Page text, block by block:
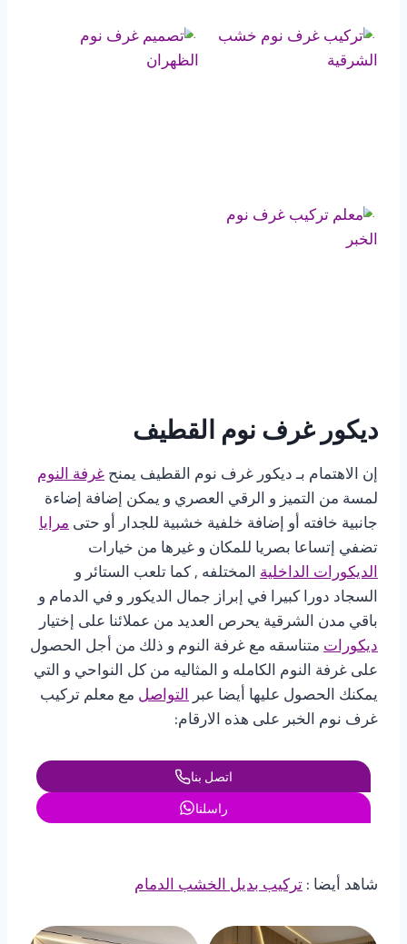
ديكور غرف نوم القطيف
إن الاهتمام بـ ديكور غرف نوم القطيف يمنحغرفة النوم
لمسة من التميز و الرقي العصري و يمكن إضافة إضاءة
جانبية خافته أو إضافة خلفية خشبية للجدار أو حتىمرايا
تضفي إتساعا بصريا للمكان و غيرها من خيارات
الديكورات الداخليةالمختلفه , كما تلعب الستائر و
السجاد دورا كبيرا في إبراز جمال الديكور و في الدمام و
باقي مدن الشرقية يحرص العديد من عملائنا على إختيار
ديكوراتمتناسقه مع غرفة النوم و ذلك من أجل الحصول
على غرفة النوم الكامله و المثاليه من كل النواحي و التي
يمكنك الحصول عليها أيضا عبرالتواصلمع معلم تركيب
غرف نوم الخبر على هذه الارقام:
اتصل بنا
راسلنا
شاهد أيضا :تركيب بديل الخشب الدمام